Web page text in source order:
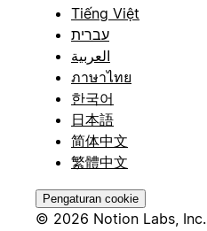
Tiếng Việt
עברית
العربية
ภาษาไทย
한국어
日本語
简体中文
繁體中文
Pengaturan cookie
© 2026 Notion Labs, Inc.